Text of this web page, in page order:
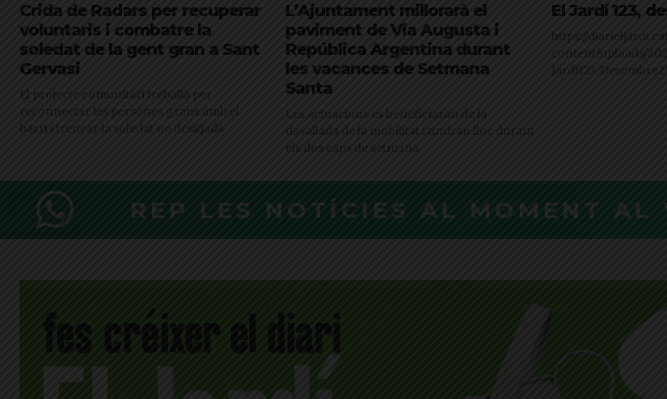
Crida de Radars per recuperar
voluntaris i combatre la
soledat de la gent gran a Sant
Gervasi
El projecte comunitari treballa per
reconnectar les persones grans amb el
barri i trencar la soledat no desitjada
L’Ajuntament millorarà el
paviment de Via Augusta i
República Argentina durant
les vacances de Setmana
Santa
Les actuacions es beneficiaran de la
davallada de la mobilitat i tindran lloc durant
els dos caps de setmana
El Jardí 123,
https://
content/uploads/
REP LES NOTÍCIES AL MOMENT AL